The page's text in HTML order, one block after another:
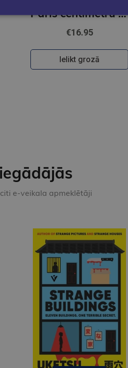
Pāris centimetru dzīves
€16.95
Ielikt grozā
e-veikala apmeklētāji